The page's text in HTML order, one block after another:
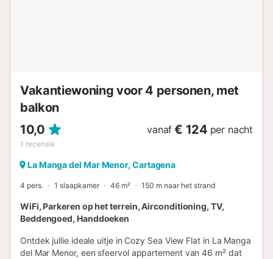
Vakantiewoning voor 4 personen, met
balkon
10,0
1 recensie
vanaf € 124 per nacht
La Manga del Mar Menor, Cartagena
4 pers. 1 slaapkamer 46 m² 150 m naar het strand
WiFi, Parkeren op het terrein, Airconditioning, TV,
Beddengoed, Handdoeken
Ontdek jullie ideale uitje in Cozy Sea View Flat in La Manga
del Mar Menor, een sfeervol appartement van 46 m² dat